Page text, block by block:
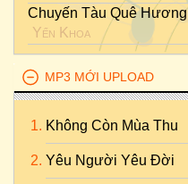
Chuyến Tàu Quê Hương
Yến Khoa
MP3 MỚI UPLOAD
Không Còn Mùa Thu
Yêu Người Yêu Đời